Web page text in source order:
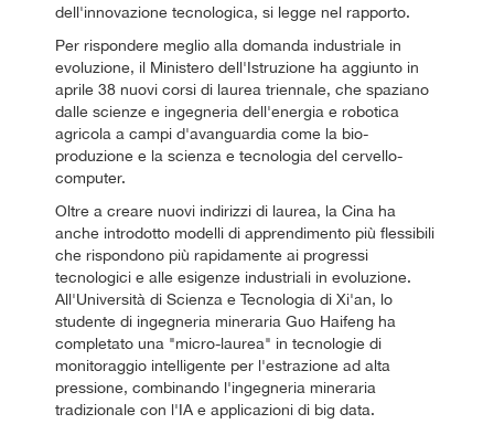
dell'innovazione tecnologica, si legge nel rapporto.
Per rispondere meglio alla domanda industriale in
evoluzione, il Ministero dell'Istruzione ha aggiunto in
aprile 38 nuovi corsi di laurea triennale, che spaziano
dalle scienze e ingegneria dell'energia e robotica
agricola a campi d'avanguardia come la bio-
produzione e la scienza e tecnologia del cervello-
computer.
Oltre a creare nuovi indirizzi di laurea, la Cina ha
anche introdotto modelli di apprendimento più flessibili
che rispondono più rapidamente ai progressi
tecnologici e alle esigenze industriali in evoluzione.
All'Università di Scienza e Tecnologia di Xi'an, lo
studente di ingegneria mineraria Guo Haifeng ha
completato una "micro-laurea" in tecnologie di
monitoraggio intelligente per l'estrazione ad alta
pressione, combinando l'ingegneria mineraria
tradizionale con l'IA e applicazioni di big data.